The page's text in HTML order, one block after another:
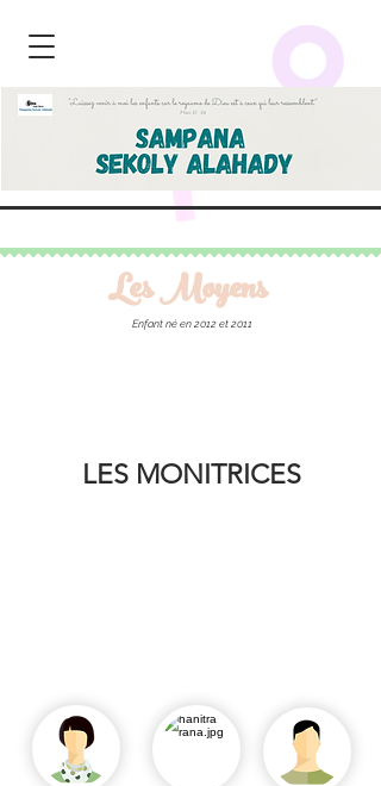
Les Moyens
Enfant né en 2012 et 2011
LES MONITRICES